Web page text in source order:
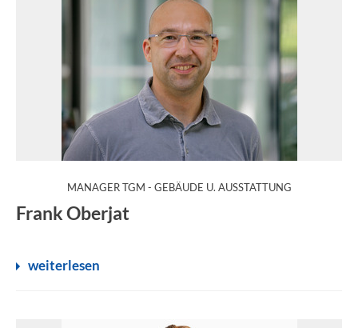
MANAGER TGM - GEBÄUDE U. AUSSTATTUNG:
Frank Oberjat
weiterlesen